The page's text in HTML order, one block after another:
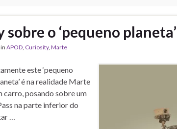
sobre o ‘pequeno planeta’
in APOD, Curiosity, Marte
este ‘pequeno
é na realidade Marte
carro, posando sobre um
na parte inferior do
…